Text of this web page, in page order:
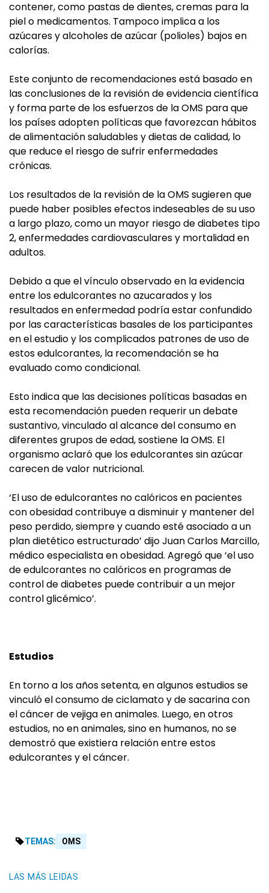
contener, como pastas de dientes, cremas para la
piel o medicamentos. Tampoco implica a los
azúcares y alcoholes de azúcar (polioles) bajos en
calorías.
Este conjunto de recomendaciones está basado en
las conclusiones de la revisión de evidencia científica
y forma parte de los esfuerzos de la OMS para que
los países adopten políticas que favorezcan hábitos
de alimentación saludables y dietas de calidad, lo
que reduce el riesgo de sufrir enfermedades
crónicas.
Los resultados de la revisión de la OMS sugieren que
puede haber posibles efectos indeseables de su uso
a largo plazo, como un mayor riesgo de diabetes tipo
2, enfermedades cardiovasculares y mortalidad en
adultos.
Debido a que el vínculo observado en la evidencia
entre los edulcorantes no azucarados y los
resultados en enfermedad podría estar confundido
por las características basales de los participantes
en el estudio y los complicados patrones de uso de
estos edulcorantes, la recomendación se ha
evaluado como condicional.
Esto indica que las decisiones políticas basadas en
esta recomendación pueden requerir un debate
sustantivo, vinculado al alcance del consumo en
diferentes grupos de edad, sostiene la OMS. El
organismo aclaró que los edulcorantes sin azúcar
carecen de valor nutricional.
‘El uso de edulcorantes no calóricos en pacientes
con obesidad contribuye a disminuir y mantener del
peso perdido, siempre y cuando esté asociado a un
plan dietético estructurado’ dijo Juan Carlos Marcillo,
médico especialista en obesidad. Agregó que ‘el uso
de edulcorantes no calóricos en programas de
control de diabetes puede contribuir a un mejor
control glicémico’.
Estudios
En torno a los años setenta, en algunos estudios se
vinculó el consumo de ciclamato y de sacarina con
el cáncer de vejiga en animales. Luego, en otros
estudios, no en animales, sino en humanos, no se
demostró que existiera relación entre estos
edulcorantes y el cáncer.
TEMAS: OMS
LAS MÁS LEIDAS